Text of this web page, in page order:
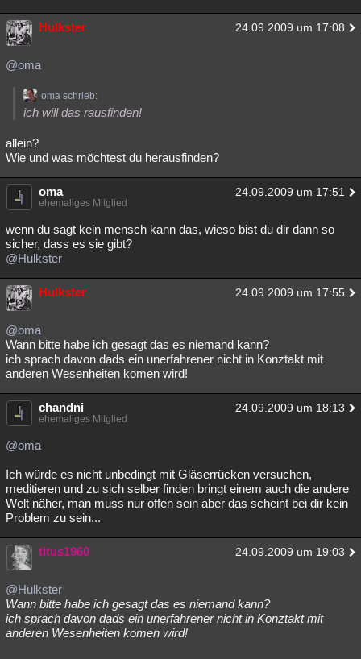
Hulkster 24.09.2009 um 17:08
@oma
oma schrieb:
ich will das rausfinden!
allein?
Wie und was möchtest du herausfinden?
oma 24.09.2009 um 17:51
ehemaliges Mitglied
wenn du sagt kein mensch kann das, wieso bist du dir dann so
sicher, dass es sie gibt?
@Hulkster
Hulkster 24.09.2009 um 17:55
@oma
Wann bitte habe ich gesagt das es niemand kann?
ich sprach davon dads ein unerfahrener nicht in Konztakt mit
anderen Wesenheiten komen wird!
chandni 24.09.2009 um 18:13
ehemaliges Mitglied
@oma
Ich würde es nicht unbedingt mit Gläserrücken versuchen,
meditieren und zu sich selber finden bringt einem auch die andere
Welt näher, man muss nur offen sein aber das scheint bei dir kein
Problem zu sein...
titus1960 24.09.2009 um 19:03
@Hulkster
Wann bitte habe ich gesagt das es niemand kann?
ich sprach davon dads ein unerfahrener nicht in Konztakt mit
anderen Wesenheiten komen wird!